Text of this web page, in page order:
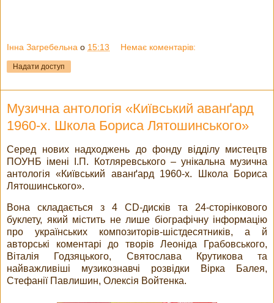
Інна Загребельна о 15:13 Немає коментарів:
Надати доступ
Музична антологія «Київський аванґард
1960-х. Школа Бориса Лятошинського»
Серед нових надходжень до фонду відділу мистецтв
ПОУНБ імені І.П. Котляревського – унікальна музична
антологія «Київський аванґард 1960-х. Школа Бориса
Лятошинського».
Вона складається з 4 CD-дисків та 24-сторінкового
буклету, який містить не лише біографічну інформацію
про українських композиторів-шістдесятників, а й
авторські коментарі до творів Леоніда Грабовського,
Віталія Годзяцького, Святослава Крутикова та
найважливіші музикознавчі розвідки Вірка Балея,
Стефанії Павлишин, Олексія Войтенка.